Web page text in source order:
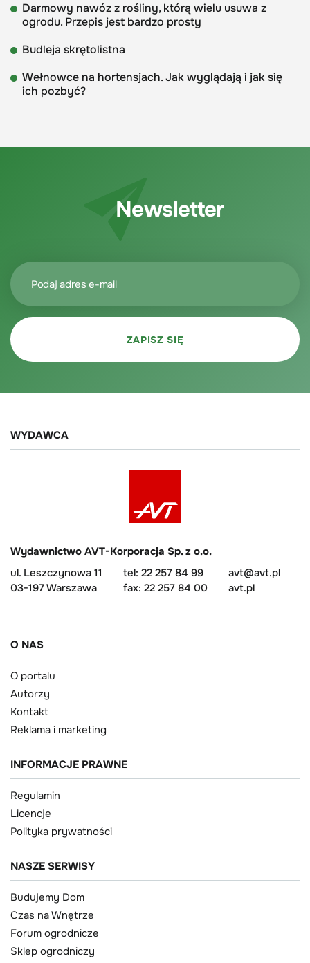
Darmowy nawóz z rośliny, którą wielu usuwa z
ogrodu. Przepis jest bardzo prosty
Budleja skrętolistna
Wełnowce na hortensjach. Jak wyglądają i jak się
ich pozbyć?
Newsletter
WYDAWCA
Wydawnictwo AVT-Korporacja Sp. z o.o.
ul. Leszczynowa 11
03-197 Warszawa
tel: 22 257 84 99
fax: 22 257 84 00
avt@avt.pl
avt.pl
O NAS
O portalu
Autorzy
Kontakt
Reklama i marketing
INFORMACJE PRAWNE
Regulamin
Licencje
Polityka prywatności
NASZE SERWISY
Budujemy Dom
Czas na Wnętrze
Forum ogrodnicze
Sklep ogrodniczy